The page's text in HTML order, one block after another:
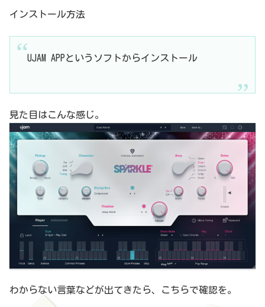
インストール方法
UJAM APPというソフトからインストール
見た目はこんな感じ。
わからない言葉などが出てきたら、こちらで確認を。